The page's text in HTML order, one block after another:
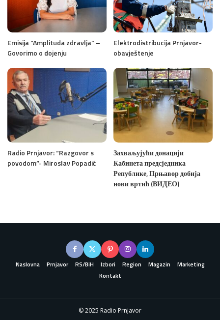
Emisija “Amplituda zdravlja” –
Govorimo o dojenju
Elektrodistribucija Prnjavor-
obavještenje
Radio Prnjavor: “Razgovor s
povodom”- Miroslav Popadić
Захваљујући донацији
Кабинета предсједника
Републике, Прњавор добија
нови вртић (ВИДЕО)
Naslovna Prnjavor RS/BiH Izbori Region Magazin
Marketing
Kontakt
© 2025 Radio Prnjavor